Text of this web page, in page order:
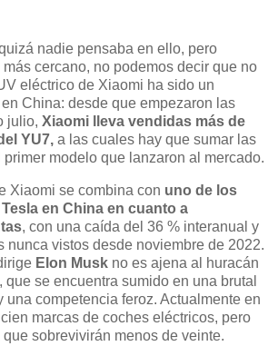
nadie pensaba en ello, pero
cercano, no podemos decir que no
eléctrico de Xiaomi ha sido un
China: desde que empezaron las
julio, Xiaomi lleva vendidas más de
YU7, a las cuales hay que sumar las
modelo que lanzaron al mercado.
Xiaomi se combina con uno de los
en China en cuanto a
, con una caída del 36 % interanual y
nunca vistos desde noviembre de 2022.
Elon Musk no es ajena al huracán
se encuentra sumido en una brutal
una competencia feroz. Actualmente en
marcas de coches eléctricos, pero
sobrevivirán menos de veinte.